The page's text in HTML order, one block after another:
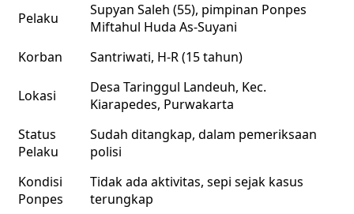
Pelaku
Supyan Saleh (55), pimpinan Ponpes
Miftahul Huda As-Suyani
Korban
Santriwati, H-R (15 tahun)
Lokasi
Desa Taringgul Landeuh, Kec.
Kiarapedes, Purwakarta
Status
Pelaku
Sudah ditangkap, dalam pemeriksaan
polisi
Kondisi
Ponpes
Tidak ada aktivitas, sepi sejak kasus
terungkap